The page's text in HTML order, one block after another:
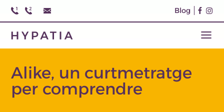
Blog
Alike, un curtmetratge
per comprendre